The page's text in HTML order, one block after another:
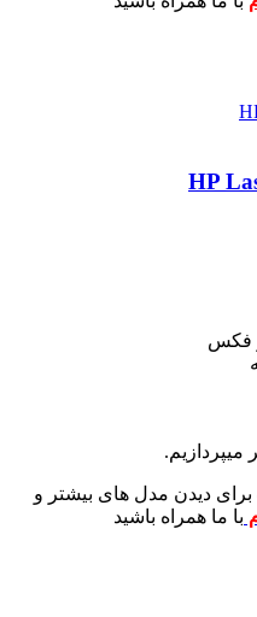
فکس
برای دیدن مدل های بیشتر و
با ما همراه باشید